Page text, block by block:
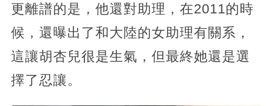
更離譜的是，他還對助理，在2011的時
候，還曝出了和大陸的女助理有關系，
這讓胡杏兒很是生氣，但最終她還是選
擇了忍讓。